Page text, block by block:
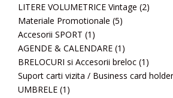
LITERE VOLUMETRICE Vintage (2)
Materiale Promotionale (5)
Accesorii SPORT (1)
AGENDE & CALENDARE (1)
BRELOCURI si Accesorii breloc (1)
Suport carti vizita / Business card
UMBRELE (1)